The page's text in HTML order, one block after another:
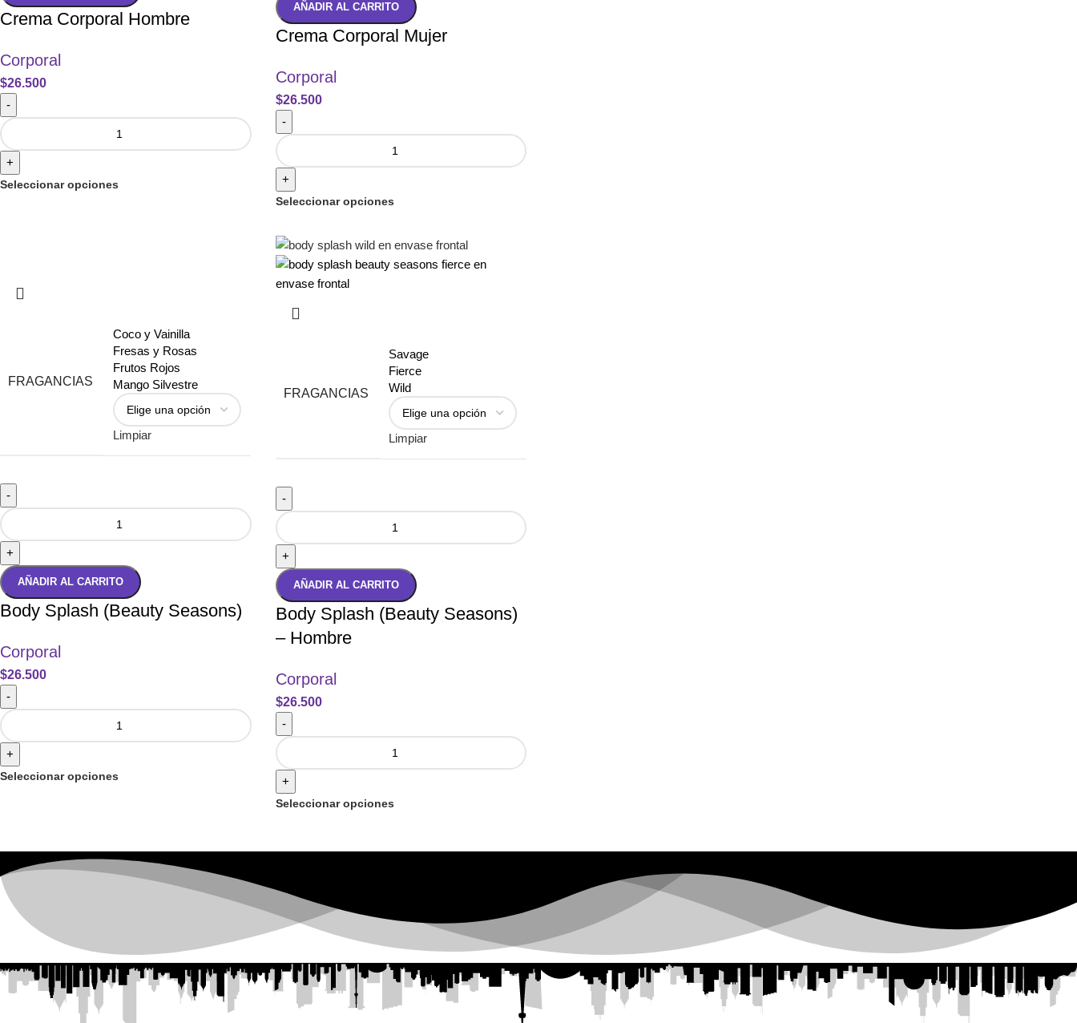
Crema Corporal Hombre
Corporal
$26.500
-
+
Seleccionar opciones
AÑADIR AL CARRITO
Crema Corporal Mujer
Corporal
$26.500
-
+
Seleccionar opciones
FRAGANCIAS
Coco y Vainilla
Fresas y Rosas
Frutos Rojos
Mango Silvestre
Limpiar
-
+
AÑADIR AL CARRITO
Body Splash (Beauty Seasons)
Corporal
$26.500
-
+
Seleccionar opciones
FRAGANCIAS
Savage
Fierce
Wild
Limpiar
-
+
AÑADIR AL CARRITO
Body Splash (Beauty Seasons)
– Hombre
Corporal
$26.500
-
+
Seleccionar opciones